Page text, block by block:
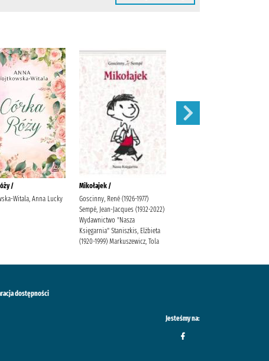
/
Witala, Anna Lucky
Mikołajek /
Goscinny, René (1926-1977)
Sempé, Jean-Jacques (1932-2022)
Wydawnictwo "Nasza
Księgarnia" Staniszkis, Elżbieta
(1920-1999) Markuszewicz, Tola
dostępności
Jesteśmy na: